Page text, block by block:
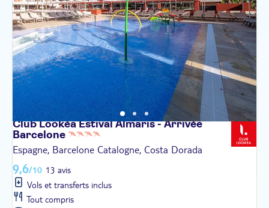
Club Lookéa Estival Almaris - Arrivée
Barcelone
Espagne, Barcelone Catalogne, Costa Dorada
9,6/10 13 avis
Vols et transferts inclus
Tout compris